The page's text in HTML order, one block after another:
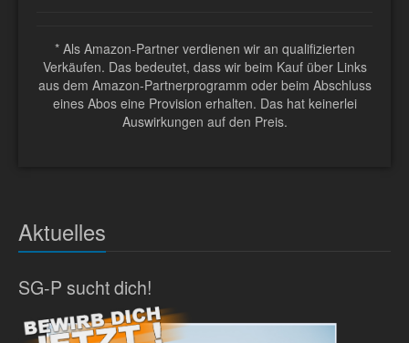
* Als Amazon-Partner verdienen wir an qualifizierten
Verkäufen. Das bedeutet, dass wir beim Kauf über Links
aus dem Amazon-Partnerprogramm oder beim Abschluss
eines Abos eine Provision erhalten. Das hat keinerlei
Auswirkungen auf den Preis.
Aktuelles
SG-P sucht dich!